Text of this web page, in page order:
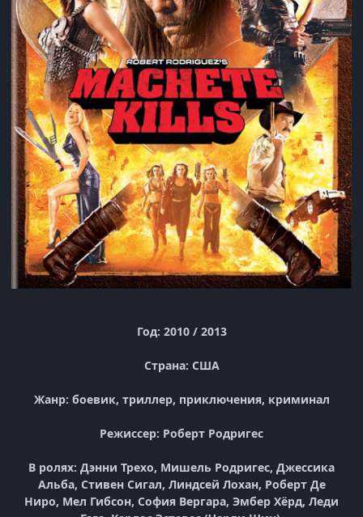
Год: 2010 / 2013
Страна: США
Жанр: боевик, триллер, приключения, криминал
Режиссер: Роберт Родригес
В ролях: Дэнни Трехо, Мишель Родригес, Джессика
Альба, Стивен Сигал, Линдсей Лохан, Роберт Де
Ниро, Мел Гибсон, София Вергара, Эмбер Хёрд, Леди